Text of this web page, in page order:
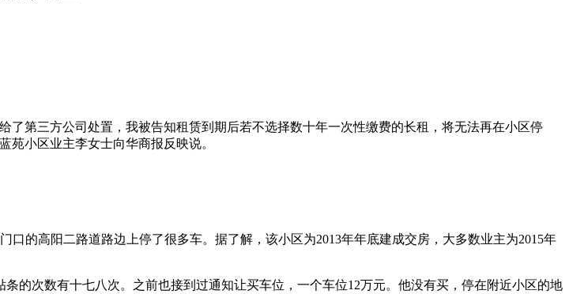
了第三方公司处置，我被告知租赁到期后若不选择数十年一次性缴费的长租，将无法再在小区停
苑小区业主李女士向华商报反映说。
的高阳二路道路边上停了很多车。据了解，该小区为2013年年底建成交房，大多数业主为2015年
的次数有十七八次。之前也接到过通知让买车位，一个车位12万元。他没有买，停在附近小区的地